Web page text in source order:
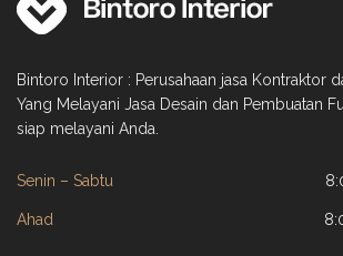
Bintoro Interior : Perusahaan jasa Kontraktor
Yang Melayani Jasa Desain dan Pembuatan
siap melayani Anda.
Senin – Sabtu
Ahad